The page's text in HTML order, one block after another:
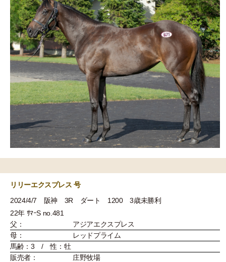
リリーエクスプレス 号
2024/4/7 阪神 3R ダート 1200 3歳未勝利
22年 ｻﾏｰS no.481
父：
アジアエクスプレス
母：
レッドプライム
馬齢：3 / 性：牡
販売者：
庄野牧場